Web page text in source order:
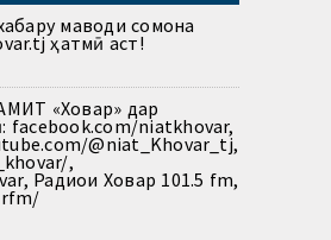
маводи сомона
ҳатмӣ аст!
«Ховар» дар
facebook.com/niatkhovar,
@niat_Khovar_tj,
,
Радиои Ховар 101.5 fm,